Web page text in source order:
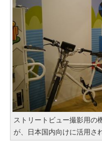
ストリートビュー撮影用の
が、日本国内向けに活用さ